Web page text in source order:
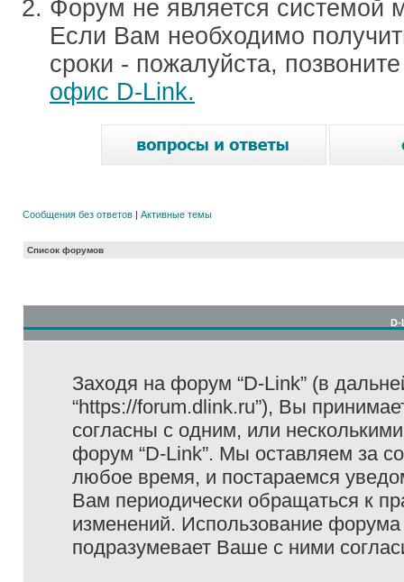
Форум не является системой
Если Вам необходимо
сроки - пожалуйста,
офис D-Link.
Сообщения без ответов | Активные темы
Список форумов
D-
Заходя на форум “D-Link” (в
“https://forum.dlink.ru”), Вы
согласны с одним, или
форум “D-Link”. Мы оставляем за
любое время, и постараемся
Вам периодически обращаться к
изменений. Использование
подразумевает Ваше с ними